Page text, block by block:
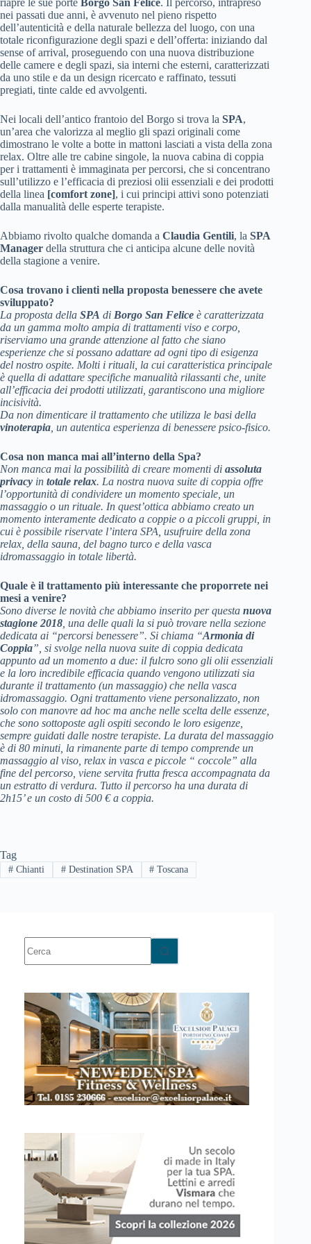
riapre le sue porte Borgo San Felice. Il percorso, intrapreso
nei passati due anni, è avvenuto nel pieno rispetto
dell’autenticità e della naturale bellezza del luogo, con una
totale riconfigurazione degli spazi e dell’offerta: iniziando dal
sense of arrival, proseguendo con una nuova distribuzione
delle camere e degli spazi, sia interni che esterni, caratterizzati
da uno stile e da un design ricercato e raffinato, tessuti
pregiati, tinte calde ed avvolgenti.
Nei locali dell’antico frantoio del Borgo si trova la SPA,
un’area che valorizza al meglio gli spazi originali come
dimostrano le volte a botte in mattoni lasciati a vista della zona
relax. Oltre alle tre cabine singole, la nuova cabina di coppia
per i trattamenti è immaginata per percorsi, che si concentrano
sull’utilizzo e l’efficacia di preziosi olii essenziali e dei prodotti
della linea [comfort zone], i cui principi attivi sono potenziati
dalla manualità delle esperte terapiste.
Abbiamo rivolto qualche domanda a Claudia Gentili, la SPA
Manager della struttura che ci anticipa alcune delle novità
della stagione a venire.
Cosa trovano i clienti nella proposta benessere che avete
sviluppato?
La proposta della SPA di Borgo San Felice è caratterizzata
da un gamma molto ampia di trattamenti viso e corpo,
riserviamo una grande attenzione al fatto che siano
esperienze che si possano adattare ad ogni tipo di esigenza
del nostro ospite. Molti i rituali, la cui caratteristica principale
è quella di adattare specifiche manualità rilassanti che, unite
all’efficacia dei prodotti utilizzati, garantiscono una migliore
incisività.
Da non dimenticare il trattamento che utilizza le basi della
vinoterapia , un autentica esperienza di benessere psico-fisico.
Cosa non manca mai all’interno della Spa?
Non manca mai la possibilità di creare momenti di assoluta
privacy in totale relax. La nostra nuova suite di coppia offre
l’opportunità di condividere un momento speciale, un
massaggio o un rituale. In quest’ottica abbiamo creato un
momento interamente dedicato a coppie o a piccoli gruppi, in
cui è possibile riservate l’intera SPA, usufruire della zona
relax, della sauna, del bagno turco e della vasca
idromassaggio in totale libertà.
Quale è il trattamento più interessante che proporrete nei
mesi a venire?
Sono diverse le novità che abbiamo inserito per questa nuova
stagione 2018 , una delle quali la si può trovare nella sezione
dedicata ai “percorsi benessere”. Si chiama “Armonia di
Coppia”, si svolge nella nuova suite di coppia dedicata
appunto ad un momento a due: il fulcro sono gli olii essenziali
e la loro incredibile efficacia quando vengono utilizzati sia
durante il trattamento (un massaggio) che nella vasca
idromassaggio. Ogni trattamento viene personalizzato, non
solo con manovre ad hoc ma anche nelle scelta delle essenze,
che sono sottoposte agli ospiti secondo le loro esigenze,
sempre guidati dalle nostre terapiste. La durata del massaggio
è di 80 minuti, la rimanente parte di tempo comprende un
massaggio al viso, relax in vasca e piccole “ coccole” alla
fine del percorso, viene servita frutta fresca accompagnata da
un estratto di verdura. Tutto il percorso ha una durata di
2h15’ e un costo di 500 € a coppia.
Tag
#Chianti #Destination SPA # Toscana
risultato